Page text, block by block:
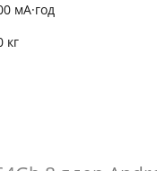
мА·год
кг